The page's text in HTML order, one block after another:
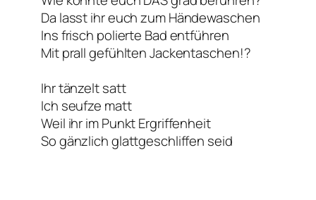
Da lasst ihr euch zum Händewaschen
Ins frisch polierte Bad entführen
Mit prall gefühlten Jackentaschen!?
Ihr tänzelt satt
Ich seufze matt
Weil ihr im Punkt Ergriffenheit
So gänzlich glattgeschliffen seid